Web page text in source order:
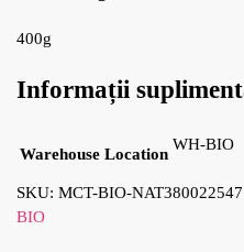
400g
Informații
Warehouse Location
WH-BIO
SKU: MCT-BIO-
BIO